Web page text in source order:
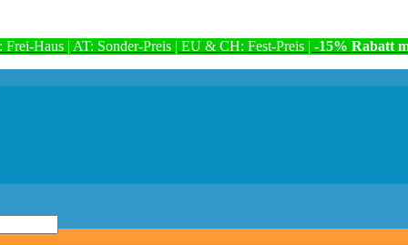
Frei-Haus | AT: Sonder-Preis | EU & CH: Fest-Preis | -15% Rabatt